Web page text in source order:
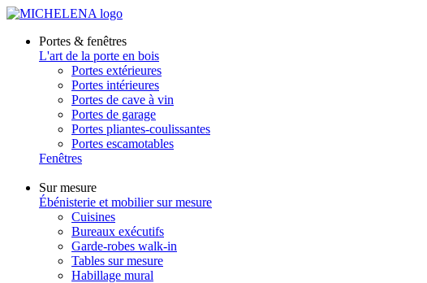
Portes & fenêtres
L'art de la porte en bois
Portes extérieures
Portes intérieures
Portes de cave à vin
Portes de garage
Portes pliantes-coulissantes
Portes escamotables
Fenêtres
Sur mesure
Ébénisterie et mobilier sur mesure
Cuisines
Bureaux exécutifs
Garde-robes walk-in
Tables sur mesure
Habillage mural